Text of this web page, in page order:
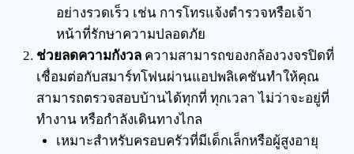
อย่างรวดเร็ว เช่น การโทรแจ้งตำรวจหรือเจ้า
หน้าที่รักษาความปลอดภัย
ช่วยลดความกังวลความสามารถของกล้องวงจรปิดที่
เชื่อมต่อกับสมาร์ทโฟนผ่านแอปพลิเคชันทำให้คุณ
สามารถตรวจสอบบ้านได้ทุกที่ ทุกเวลา ไม่ว่าจะอยู่ที่
ทำงาน หรือกำลังเดินทางไกล
เหมาะสำหรับครอบครัวที่มีเด็กเล็กหรือผู้สูงอายุ